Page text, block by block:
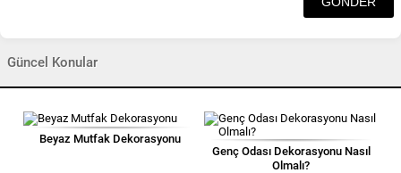
Güncel Konular
Beyaz Mutfak Dekorasyonu
Genç Odası Dekorasyonu Nasıl
Olmalı?